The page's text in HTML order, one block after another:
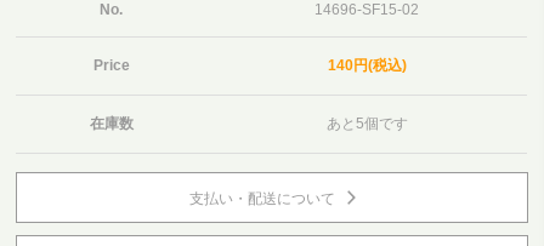
No. 14696-SF15-02
Price 140円(税込)
在庫数 あと5個です
支払い・配送について